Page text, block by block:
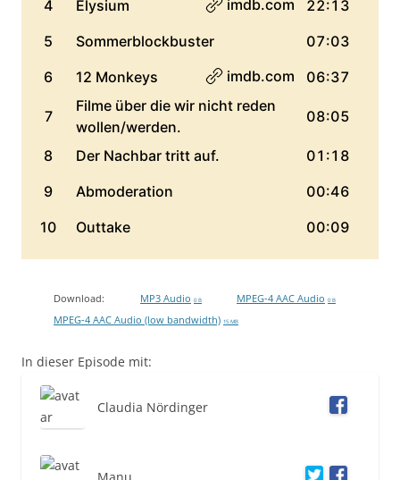
Download: MP3 Audio 0 B MPEG-4 AAC Audio 0 B
MPEG-4 AAC Audio (low bandwidth) 15 MB
In dieser Episode mit:
Claudia Nördinger